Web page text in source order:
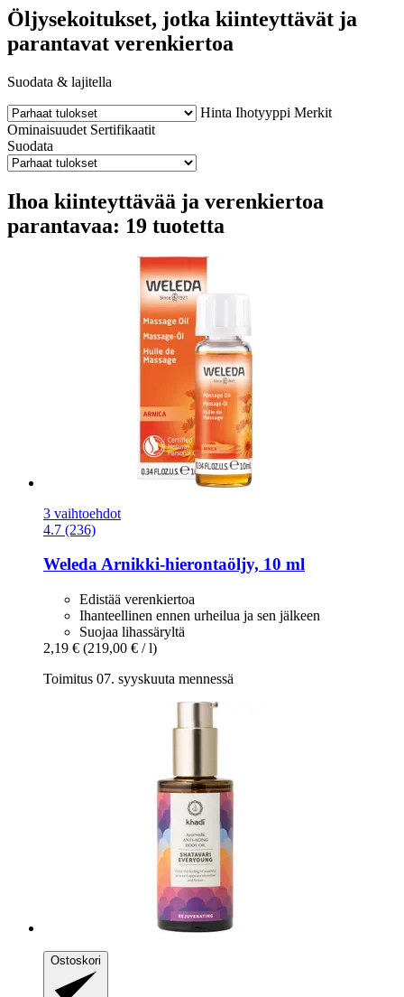
Öljysekoitukset, jotka kiinteyttävät ja
parantavat verenkiertoa
Suodata & lajitella
Hinta Ihotyyppi Merkit
Ominaisuudet Sertifikaatit
Suodata
Ihoa kiinteyttävää ja verenkiertoa
parantavaa: 19 tuotetta
3 vaihtoehdot
4.7 (236)
WeledaArnikki-​hierontaöljy, 10 ml
Edistää verenkiertoa
Ihanteellinen ennen urheilua ja sen jälkeen
Suojaa lihassäryltä
2,19 € (219,00 € / l)
Toimitus 07. syyskuuta mennessä
Ostoskori